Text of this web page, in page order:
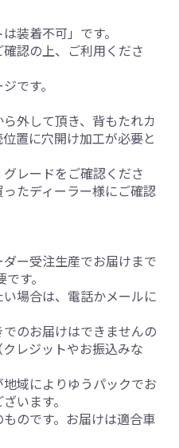
装着不可」です。
確認の上、ご利用くださ
です。
外して頂き、背もたれカ
置に穴開け加工が必要と
レードをご確認くださ
たディーラー様にご確認
ー受注生産でお届けまで
す。
場合は、電話かメールに
のお届けはできませんの
レジットやお振込みな
域によりゆうパックでお
います。
ものです。お届けは適合車